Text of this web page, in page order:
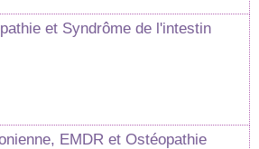
et Syndrôme de l'intestin
EMDR et Ostéopathie